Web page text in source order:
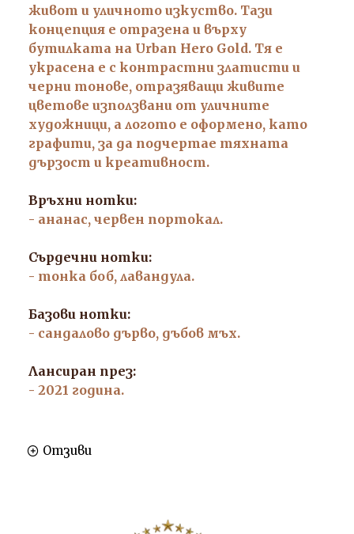
живот и уличното изкуство. Тази
концепция е отразена и върху
бутилката на Urban Hero Gold. Тя е
украсена е с контрастни златисти и
черни тонове, отразяващи живите
цветове използвани от уличните
художници, а логото е оформено, като
графити, за да подчертае тяхната
дързост и креативност.
Връхни нотки:
- ананас, червен портокал.
Сърдечни нотки:
- тонка боб, лавандула.
Базови нотки:
- сандалово дърво, дъбов мъх.
Лансиран през:
- 2021 година.
Отзиви